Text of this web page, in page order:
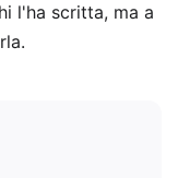
l'ha scritta, ma a